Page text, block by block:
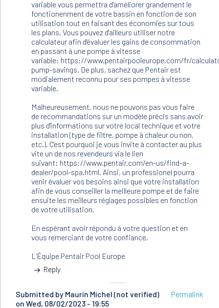
variable vous permettra d'améliorer grandement le
fonctionenment de votre bassin en fonction de son
utilisation tout en faisant des économies sur tous
les plans. Vous pouvez d'ailleurs utiliser notre
calculateur afin d'évaluer les gains de consommation
en passant à une pompe à vitesse
variable: https://www.pentairpooleurope.com/fr/
pump-savings. De plus, sachez que Pentair est
modialement reconnu pour ses pompes à vitesse
variable.
Malheureusement, nous ne pouvons pas vous faire
de recommandations sur un modèle précis sans avoir
plus d'informations sur votre local technique et votre
installation (type de filtre, pompe à chaleur ou non,
etc.). C'est pourquoi je vous invite à contacter au plus
vite un de nos revendeurs via le lien
suivant: https://www.pentair.com/en-us/find-a-
dealer/pool-spa.html. Ainsi, un professionel pourra
venir évaluer vos besoins ainsi que votre installation
afin de vous conseiller la meilleure pompe et de faire
ensuite les meilleurs réglages possibles en fonction
de votre utilisation.
En espérant avoir répondu à votre question et en
vous remerciant de votre confiance.
L'Équipe Pentair Pool Europe
Reply
Submitted by Maurin Michel (not verified)
on Wed, 08/02/2023 - 19:55
Permalink